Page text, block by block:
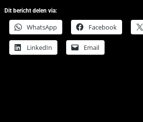
Dit bericht delen via:
WhatsApp Facebook
LinkedIn Email